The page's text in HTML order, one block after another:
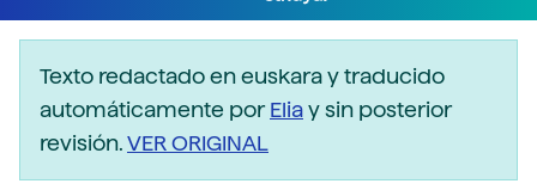
Texto redactado en euskara y traducido
automáticamente porEliay sin posterior
revisión.VER ORIGINAL